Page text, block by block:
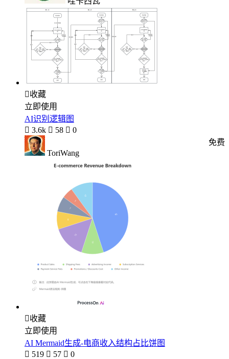
收藏
立即使用
AI识别逻辑图
 3.6k  58  0
ToriWang
免费
收藏
立即使用
AI Mermaid生成-电商收入结构占比饼图
 519  57  0